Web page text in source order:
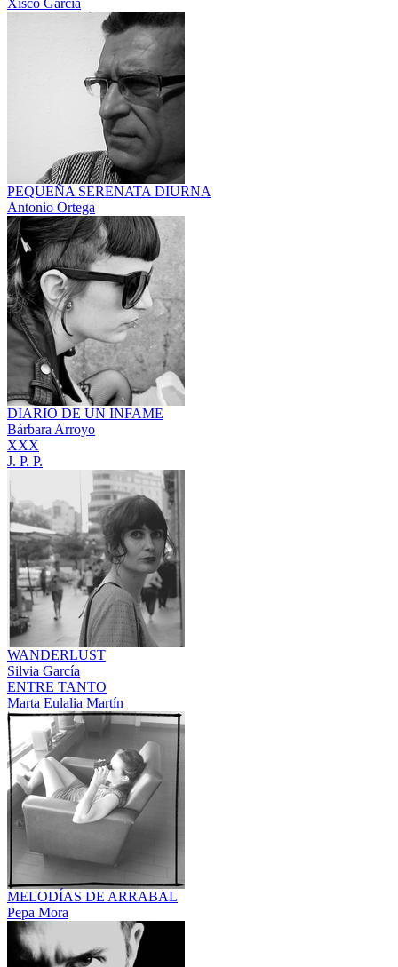
Xisco Garcia
PEQUEÑA SERENATA DIURNA
Antonio Ortega
DIARIO DE UN INFAME
Bárbara Arroyo
XXX
J. P. P.
WANDERLUST
Silvia García
ENTRE TANTO
Marta Eulalia Martín
MELODÍAS DE ARRABAL
Pepa Mora